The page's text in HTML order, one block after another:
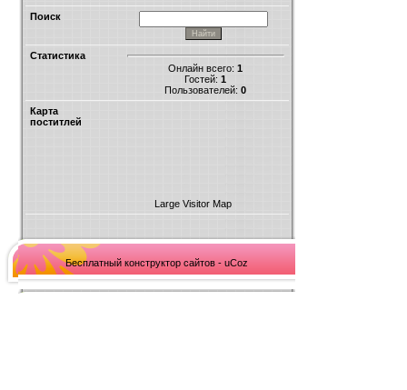
Поиск
Статистика
Онлайн всего: 1
Гостей: 1
Пользователей: 0
Карта
поститлей
Large Visitor Map
Бесплатный конструктор сайтов - uCoz